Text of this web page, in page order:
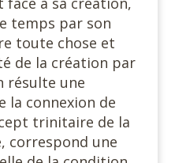
temps par son
toute chose et
de la création par
résulte une
la connexion de
trinitaire de la
correspond une